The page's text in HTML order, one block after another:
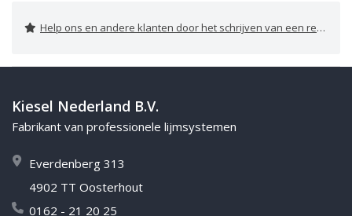
Help ons en andere klanten door het schrijven van een review
Kiesel Nederland B.V.
Fabrikant van professionele lijmsystemen
Everdenberg 313
4902 TT Oosterhout
0162 - 21 20 25